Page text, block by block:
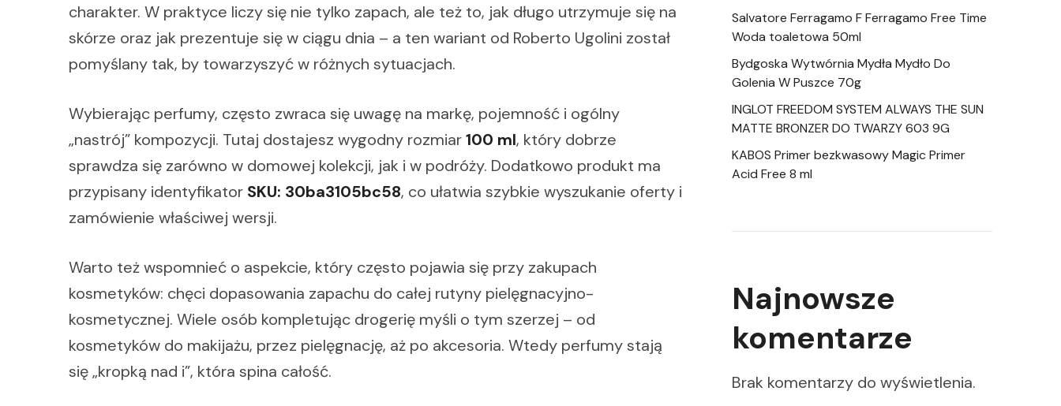
charakter. W praktyce liczy się nie tylko zapach, ale też to, jak długo utrzymuje się na
skórze oraz jak prezentuje się w ciągu dnia – a ten wariant od Roberto Ugolini został
pomyślany tak, by towarzyszyć w różnych sytuacjach.
Wybierając perfumy, często zwraca się uwagę na markę, pojemność i ogólny
„nastrój” kompozycji. Tutaj dostajesz wygodny rozmiar100 ml, który dobrze
sprawdza się zarówno w domowej kolekcji, jak i w podróży. Dodatkowo produkt ma
przypisany identyfikator SKU: 30ba3105bc58, co ułatwia szybkie wyszukanie oferty i
zamówienie właściwej wersji.
Warto też wspomnieć o aspekcie, który często pojawia się przy zakupach
kosmetyków: chęci dopasowania zapachu do całej rutyny pielęgnacyjno-
kosmetycznej. Wiele osób kompletując drogerię myśli o tym szerzej – od
kosmetyków do makijażu, przez pielęgnację, aż po akcesoria. Wtedy perfumy stają
się „kropką nad i”, która spina całość.
Salvatore Ferragamo F Ferragamo Free Time
Woda toaletowa 50ml
Bydgoska Wytwórnia Mydła Mydło Do
Golenia W Puszce 70g
INGLOT FREEDOM SYSTEM ALWAYS THE SUN
MATTE BRONZER DO TWARZY 603 9G
KABOS Primer bezkwasowy Magic Primer
Acid Free 8 ml
Najnowsze
komentarze
Brak komentarzy do wyświetlenia.